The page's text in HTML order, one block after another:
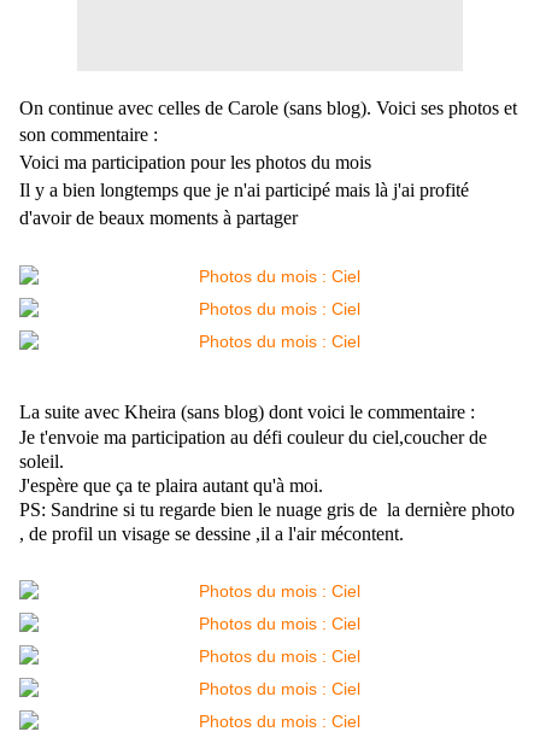
On continue avec celles de Carole (sans blog). Voici ses photos et
son commentaire :
Voici ma participation pour les photos du mois
Il y a bien longtemps que je n'ai participé mais là j'ai profité
d'avoir de beaux moments à partager
La suite avec Kheira (sans blog) dont voici le commentaire :
Je t'envoie ma participation au défi couleur du ciel,coucher de
soleil.
J'espère que ça te plaira autant qu'à moi.
PS: Sandrine si tu regarde bien le nuage gris de la dernière photo
, de profil un visage se dessine ,il a l'air mécontent.